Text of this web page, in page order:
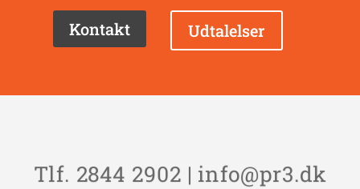
Kontakt Udtalelser
Tlf. 2844 2902 | info@pr3.dk